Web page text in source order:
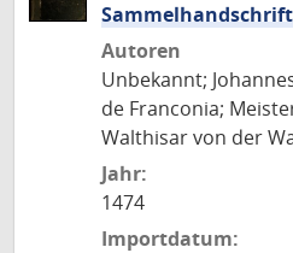
Sammelhandschrift
Autoren
Unbekannt;
de Franconia;
Walthisar von der
Jahr:
1474
Importdatum: